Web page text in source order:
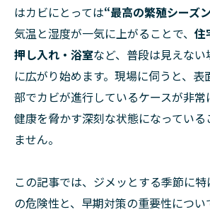
はカビにとっては“最高の繁殖シーズ
気温と湿度が一気に上がることで、 住
押し入れ・浴室など、普段は見えな
に広がり始めます。現場に伺うと、表
部でカビが進行しているケースが非
健康を脅かす深刻な状態になっている
ません。
この記事では、ジメッとする季節に
の危険性と、早期対策の重要性につ